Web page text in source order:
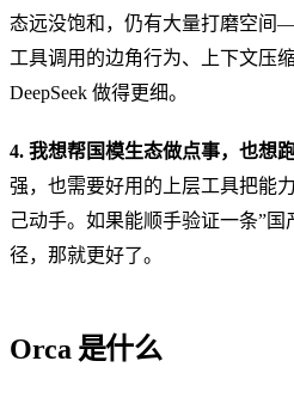
态远没饱和，仍有大量打磨空间
工具调用的边角行为、上下文压
DeepSeek 做得更细。
4. 我想帮国模生态做点事，也想
强，也需要好用的上层工具把能
己动手。如果能顺手验证一条”
径，那就更好了。
Orca 是什么